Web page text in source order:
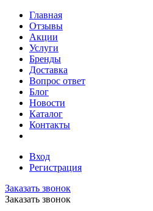
Главная
Отзывы
Акции
Услуги
Бренды
Доставка
Вопрос ответ
Блог
Новости
Каталог
Контакты
Вход
Регистрация
Заказать звонок
Заказать звонок